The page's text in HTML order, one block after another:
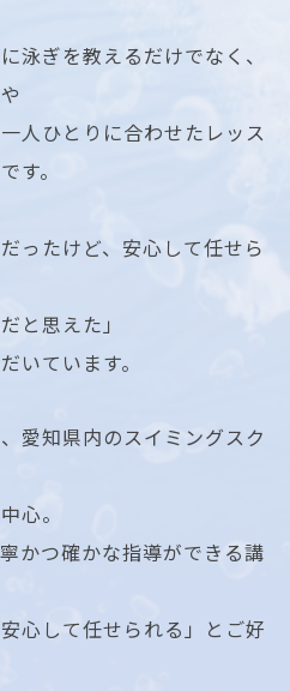
泳ぎを教えるだけでなく、
人ひとりに合わせたレッス
す。
ったけど、安心して任せら
と思えた」
いています。
愛知県内のスイミングスク
心。
かつ確かな指導ができる講
心して任せられる」とご好